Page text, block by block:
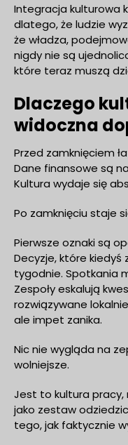
Integracja kulturowa
dlatego, że ludzie
że władza,
nigdy nie są
które teraz muszą
Dlaczego
widoczna
Przed zamknięciem
Dane finansowe są
Kultura wydaje się
Po zamknięciu staje
Pierwsze oznaki są
Decyzje, które kiedyś
tygodnie. Spotkania
Zespoły eskalują
rozwiązywane
ale impet zanika.
Nic nie wygląda na
wolniejsze.
Jest to kultura pracy,
jako zestaw
tego, jak faktycznie